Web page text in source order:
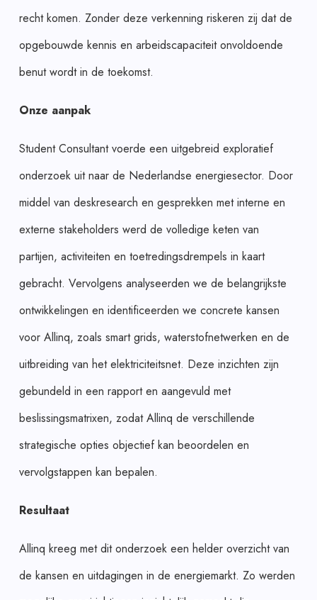
recht komen. Zonder deze verkenning riskeren zij dat de
opgebouwde kennis en arbeidscapaciteit onvoldoende
benut wordt in de toekomst.
Onze aanpak
Student Consultant voerde een uitgebreid exploratief
onderzoek uit naar de Nederlandse energiesector. Door
middel van deskresearch en gesprekken met interne en
externe stakeholders werd de volledige keten van
partijen, activiteiten en toetredingsdrempels in kaart
gebracht. Vervolgens analyseerden we de belangrijkste
ontwikkelingen en identificeerden we concrete kansen
voor Allinq, zoals smart grids, waterstofnetwerken en de
uitbreiding van het elektriciteitsnet. Deze inzichten zijn
gebundeld in een rapport en aangevuld met
beslissingsmatrixen, zodat Allinq de verschillende
strategische opties objectief kan beoordelen en
vervolgstappen kan bepalen.
Resultaat
Allinq kreeg met dit onderzoek een helder overzicht van
de kansen en uitdagingen in de energiemarkt. Zo werden